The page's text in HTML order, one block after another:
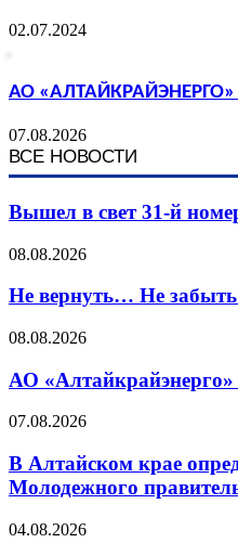
02.07.2024
АО
07.08.2026
ВСЕ НОВОСТИ
Вышел в свет 31-й
08.08.2026
Не вернуть… Не
08.08.2026
АО
07.08.2026
В Алтайском крае
Молодежного
04.08.2026